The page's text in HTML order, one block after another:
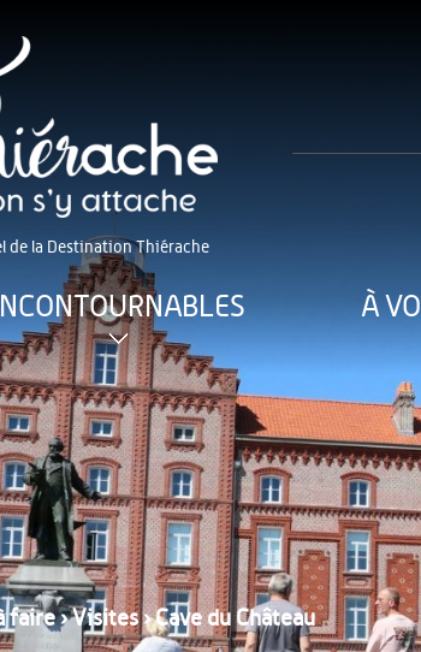
de la Destination Thiérache
À
faire›Visites›Cave du Château